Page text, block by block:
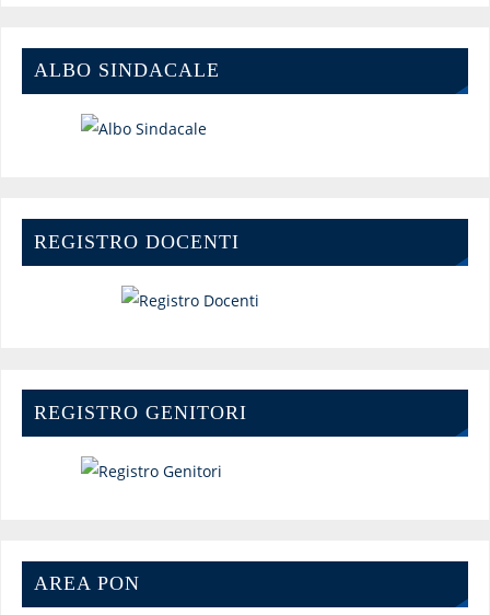
ALBO SINDACALE
REGISTRO DOCENTI
REGISTRO GENITORI
AREA PON